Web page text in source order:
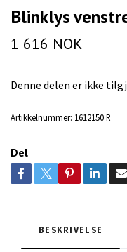
Blinklys
1 616 NOK
Denne delen er ikke
Artikkelnummer: 1612150 R
Del
BESKRIVELSE